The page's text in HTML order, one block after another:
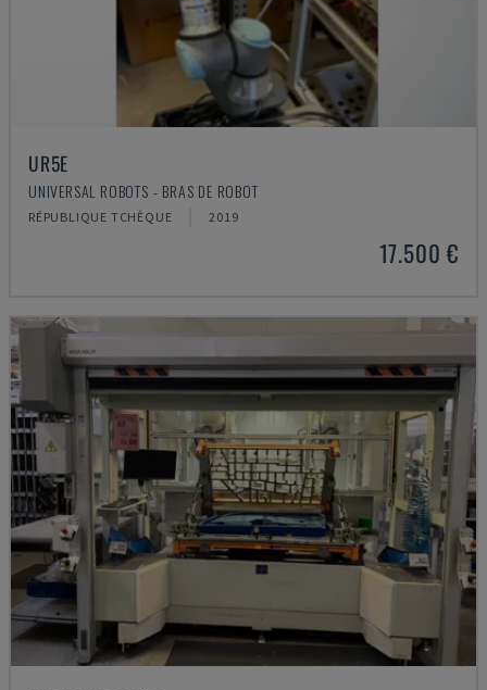
UR5E
UNIVERSAL ROBOTS - BRAS DE ROBOT
RÉPUBLIQUE TCHÈQUE 2019
17.500 €